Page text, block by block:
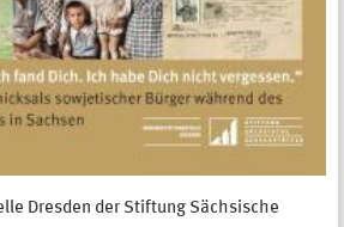
Dresden der Stiftung Sächsische